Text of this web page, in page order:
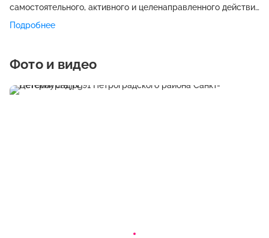
самостоятельного, активного и целенаправленного действия
детей во всех видах деятельности: игровой, двигательной,
изобразительной, театрализованной, конструктивной,
материалы для развивающих игр и занятий. Специальных
средств обучения и воспитания, в том числе
с ОВЗ нет. Директор- Барышникова Зоя Юрьевна.
Подробнее
Фото и видео